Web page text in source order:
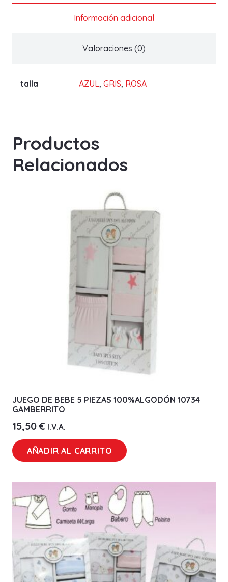
cantidad
Información adicional
Valoraciones (0)
talla AZUL, GRIS, ROSA
Productos
Relacionados
JUEGO DE BEBE 5 PIEZAS 100%ALGODÓN 10734
GAMBERRITO
15,50€ I.V.A.
AÑADIR AL CARRITO